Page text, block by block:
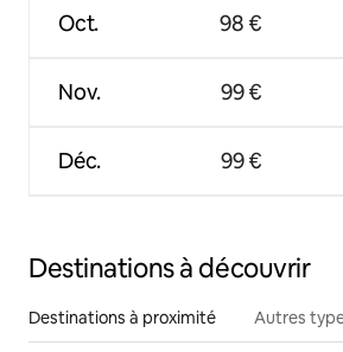
Oct.
Nov.
Déc.
98 €
99 €
99 €
Destinations à découvrir
Destinations à proximité Autres